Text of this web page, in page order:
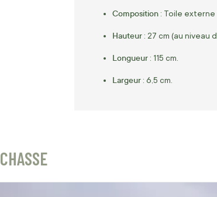
Composition : Toile
Hauteur : 27 cm (au niveau
Longueur : 115 cm.
Largeur : 6,5 cm.
CHASSE